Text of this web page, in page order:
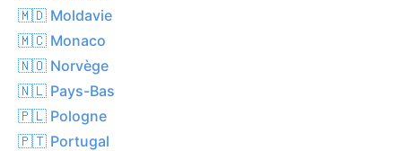
🇲🇩 Moldavie
🇲🇨 Monaco
🇳🇴 Norvège
🇳🇱 Pays-Bas
🇵🇱 Pologne
🇵🇹 Portugal